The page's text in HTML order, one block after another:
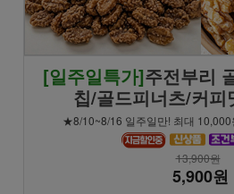
[일주일특가]주전부리
칩/골드피너츠/커피
★8/10~8/16 일주일만! 최대 10,000
13,900원
5,900원